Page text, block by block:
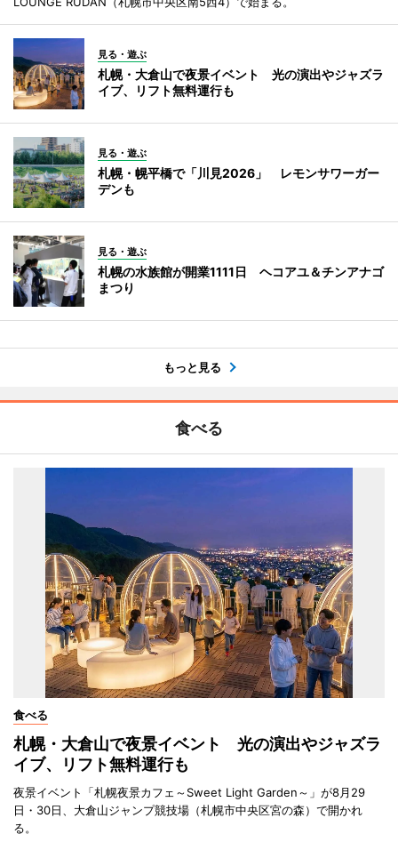
見る・遊ぶ
札幌・大倉山で夜景イベント 光の演出やジャズラ
イブ、リフト無料運行も
見る・遊ぶ
札幌・幌平橋で「川見2026」 レモンサワーガー
デンも
見る・遊ぶ
札幌の水族館が開業1111日 ヘコアユ＆チンアナゴ
まつり
もっと見る
食べる
食べる
札幌・大倉山で夜景イベント 光の演出やジャズラ
イブ、リフト無料運行も
夜景イベント「札幌夜景カフェ～Sweet Light Garden～」が8月29
日・30日、大倉山ジャンプ競技場（札幌市中央区宮の森）で開かれ
る。